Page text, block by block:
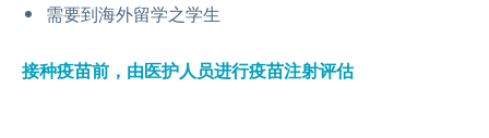
需要到海外留学之学生
接种疫苗前，由医护人员进行疫苗注射评估